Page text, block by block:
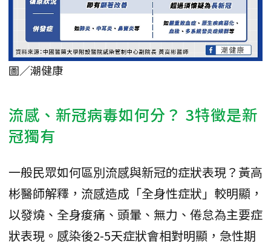
圖／潮健康
流感、新冠病毒如何分？ 3特徵是新
冠獨有
一般民眾如何區別流感與新冠的症狀表現？黃高
彬醫師解釋，流感造成「全身性症狀」較明顯，
以發燒、全身痠痛、頭暈、無力、倦怠為主要症
狀表現。感染後2-5天症狀會相對明顯，急性期